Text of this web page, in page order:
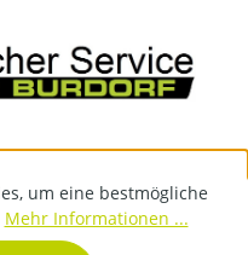
um eine bestmögliche
Mehr Informationen ...